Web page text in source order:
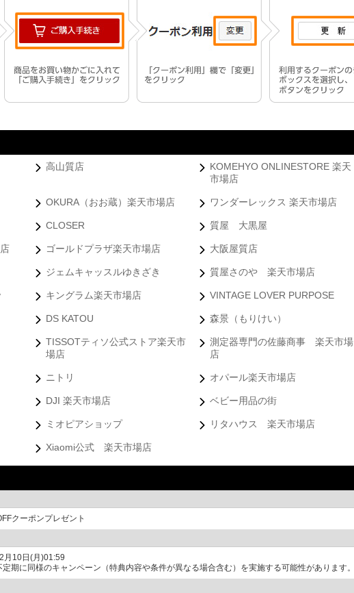
高山質店
KOMEHYO ONLINESTORE 楽天
市場店
OKURA（おお蔵）楽天市場店 ワンダーレックス 楽天市場店
CLOSER 質屋 大黒屋
ゴールドプラザ楽天市場店 大阪屋質店
ジェムキャッスルゆきざき 質屋さのや 楽天市場店
キングラム楽天市場店 VINTAGE LOVER PURPOSE
DS KATOU 森景（もりけい）
TISSOTティソ公式ストア楽天市
場店
測定器専門の佐藤商事 楽天市場
店
ニトリ オパール楽天市場店
DJI 楽天市場店 ベビー用品の街
ミオピアショップ リタハウス 楽天市場店
Xiaomi公式 楽天市場店
クーポンプレゼント
月10日(月)01:59
期に同様のキャンペーン（特典内容や条件が異なる場合含む）を実施する可能性があります。